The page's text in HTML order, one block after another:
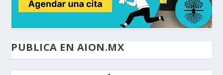
PUBLICA EN AION.MX